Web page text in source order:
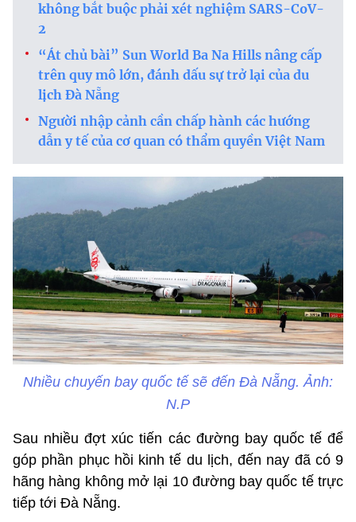
không bắt buộc phải xét nghiệm SARS-CoV-
2
“Át chủ bài” Sun World Ba Na Hills nâng cấp
trên quy mô lớn, đánh dấu sự trở lại của du
lịch Đà Nẵng
Người nhập cảnh cần chấp hành các hướng
dẫn y tế của cơ quan có thẩm quyền Việt Nam
Nhiều chuyến bay quốc tế sẽ đến Đà Nẵng. Ảnh:
N.P
Sau nhiều đợt xúc tiến các đường bay quốc tế để
góp phần phục hồi kinh tế du lịch, đến nay đã có 9
hãng hàng không mở lại 10 đường bay quốc tế trực
tiếp tới Đà Nẵng.